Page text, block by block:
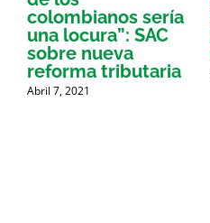
colombianos sería
una locura”: SAC
sobre nueva
reforma tributaria
Abril 7, 2021